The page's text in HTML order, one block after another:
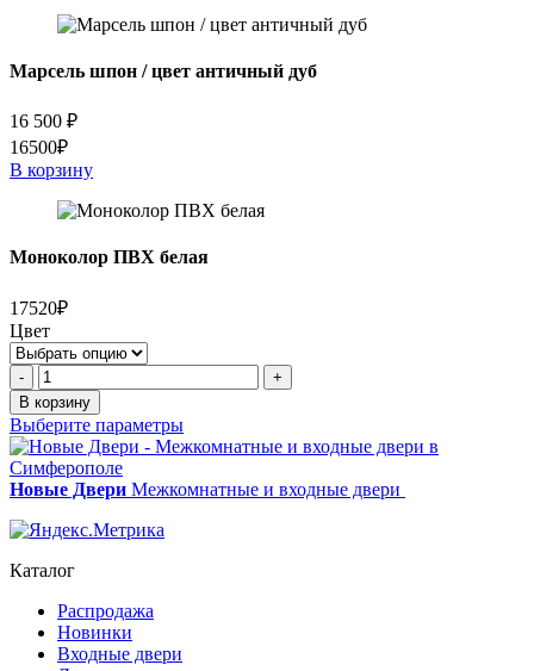
Марсель шпон / цвет античный дуб
16 500 ₽
16500₽
В корзину
Моноколор ПВХ белая
17520₽
Цвет
Количество
товара
Моноколор
ПВХ
белая
-
+
В корзину
Выберите параметры
Новые Двери Межкомнатные и входные двери
Каталог
Распродажа
Новинки
Входные двери